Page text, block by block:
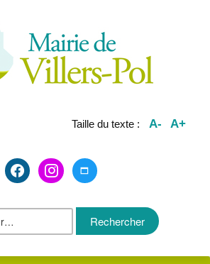
Taille du texte : A- A+
facebook2instagrammaximize
Rechercher :